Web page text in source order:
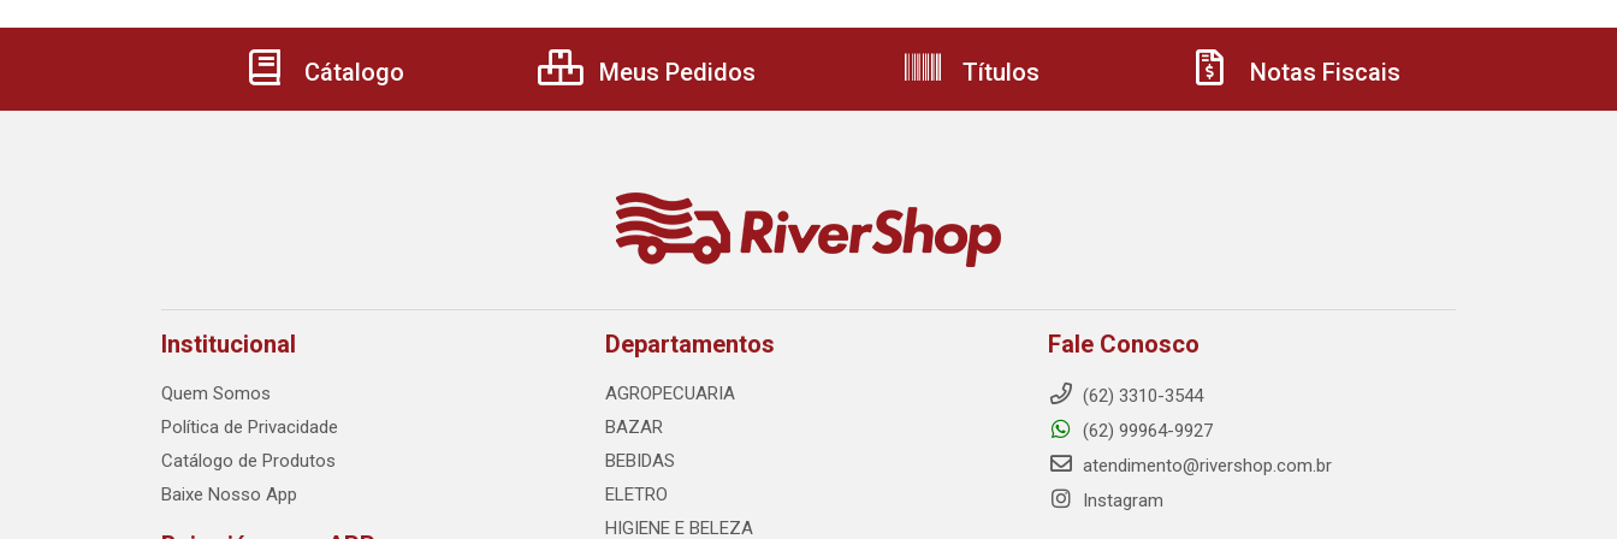
Cátalogo Meus Pedidos Títulos Notas Fiscais
Institucional
Quem Somos
Política de Privacidade
Catálogo de Produtos
Baixe Nosso App
Departamentos
AGROPECUARIA
BAZAR
BEBIDAS
ELETRO
HIGIENE E BELEZA
Fale Conosco
(62) 3310-3544
(62) 99964-9927
atendimento@rivershop.com.br
Instagram